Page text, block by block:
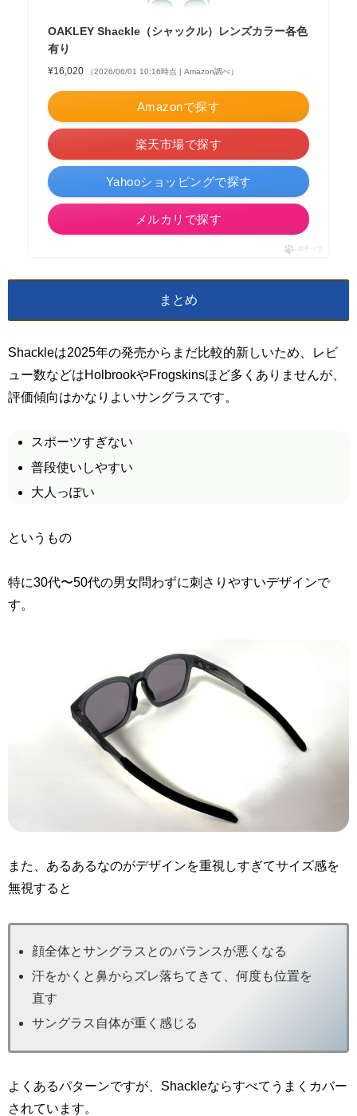
OAKLEY Shackle（シャックル）レンズカラー各色
有り
¥16,020 （2026/06/01 10:16時点 | Amazon調べ）
Amazonで探す
楽天市場で探す
Yahooショッピングで探す
メルカリで探す
ポチップ
まとめ
Shackleは2025年の発売からまだ比較的新しいため、レビ
ュー数などはHolbrookやFrogskinsほど多くありませんが、
評価傾向はかなりよいサングラスです。
スポーツすぎない
普段使いしやすい
大人っぽい
というもの
特に30代〜50代の男女問わずに刺さりやすいデザインで
す。
また、あるあるなのがデザインを重視しすぎてサイズ感を
無視すると
顔全体とサングラスとのバランスが悪くなる
汗をかくと鼻からズレ落ちてきて、何度も位置を
直す
サングラス自体が重く感じる
よくあるパターンですが、Shackleならすべてうまくカバー
されています。